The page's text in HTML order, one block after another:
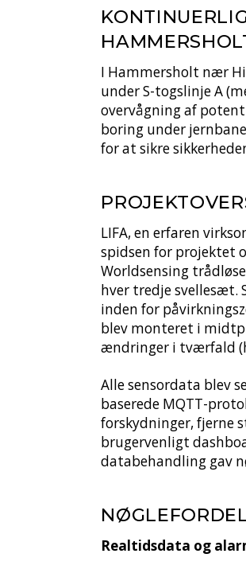
I Hammersholt nær
under S-togslinje A
overvågning af
boring under
for at sikre
LIFA, en erfaren
spidsen for projektet
Worldsensing
hver tredje svellesæt.
inden for
blev monteret i
ændringer i tværfald
Alle sensordata blev
baserede MQTT-
forskydninger, fjerne
brugervenligt
databehandling gav
Realtidsdata og